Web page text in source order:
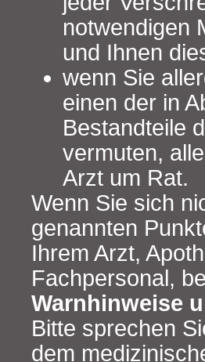
notwendigen
und Ihnen
wenn Sie
einen der in
Bestandteile
vermuten,
Arzt um Rat.
Wenn Sie sich
genannten
Ihrem Arzt,
Fachpersonal,
Warnhinweise
Bitte sprechen
dem